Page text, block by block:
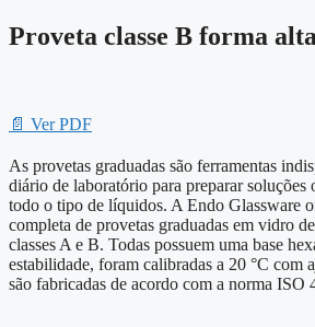
Proveta classe B forma
📄 Ver PDF
As provetas graduadas são ferramentas
diário de laboratório para preparar soluções
todo o tipo de líquidos. A Endo Glassware
completa de provetas graduadas em vidro
classes A e B. Todas possuem uma base
estabilidade, foram calibradas a 20 °C com
são fabricadas de acordo com a norma ISO